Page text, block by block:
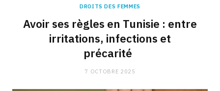
DROITS DES FEMMES
Avoir ses règles en Tunisie : entre
irritations, infections et
précarité
7 OCTOBRE 2025